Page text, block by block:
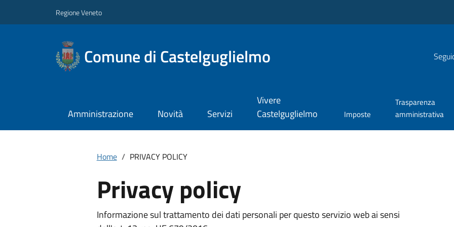
Regione Veneto
Comune di Castelguglielmo
Amministrazione Novità Servizi
Vivere
Castelguglielmo
Imposte
Trasparenza
amministrativa
Home PRIVACY POLICY
Privacy policy
Informazione sul trattamento dei dati personali per questo servizio web ai sensi